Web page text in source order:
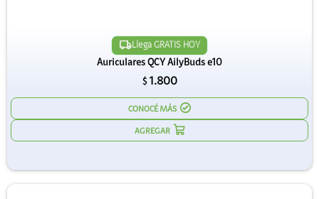
Llega GRATIS HOY
Auriculares QCY AilyBuds e10
$ 1.800
CONOCÉ MÁS